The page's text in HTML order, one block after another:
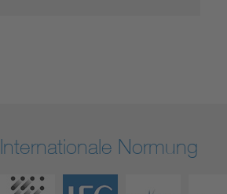
Internationale Normung